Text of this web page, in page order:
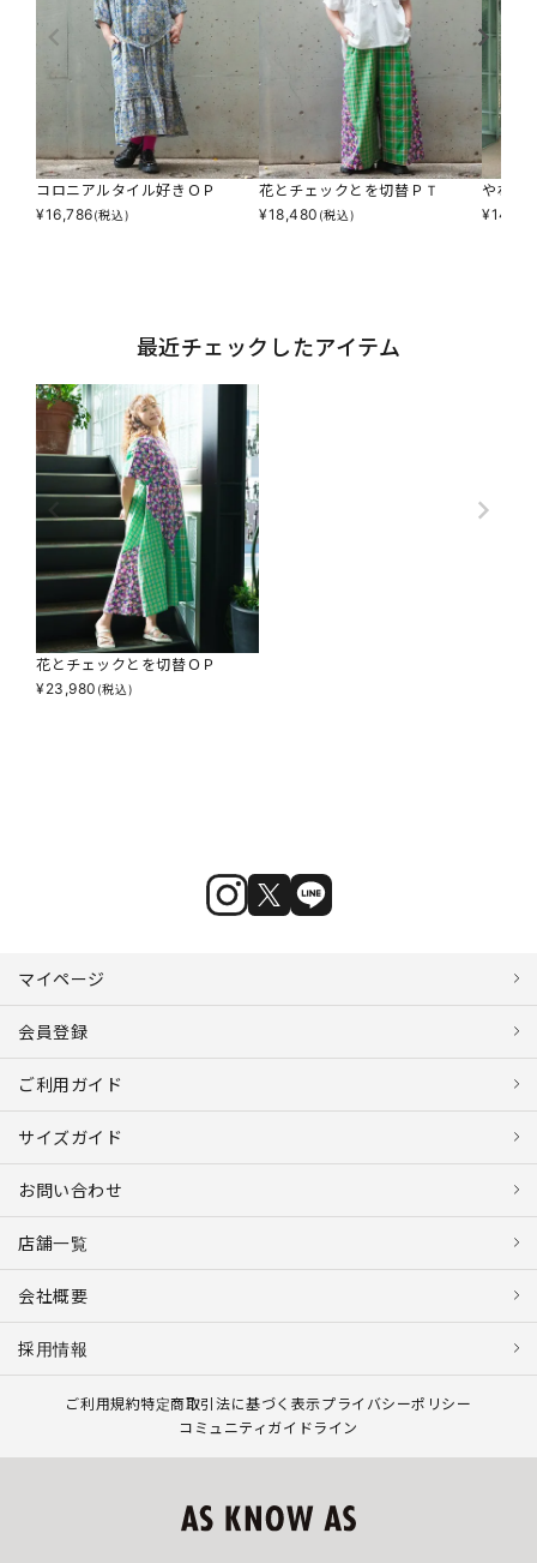
コロニアルタイル好きＯＰ
¥16,786(税込)
花とチェックとを切替ＰＴ
¥18,480 (税込)
やわら
¥
最近チェックしたアイテム
花とチェックとを切替ＯＰ
¥23,980 (税込)
マイページ
会員登録
ご利用ガイド
サイズガイド
お問い合わせ
店舗一覧
会社概要
採用情報
ご利用規約特定商取引法に基づく表示プライバシーポリシー
コミュニティガイドライン